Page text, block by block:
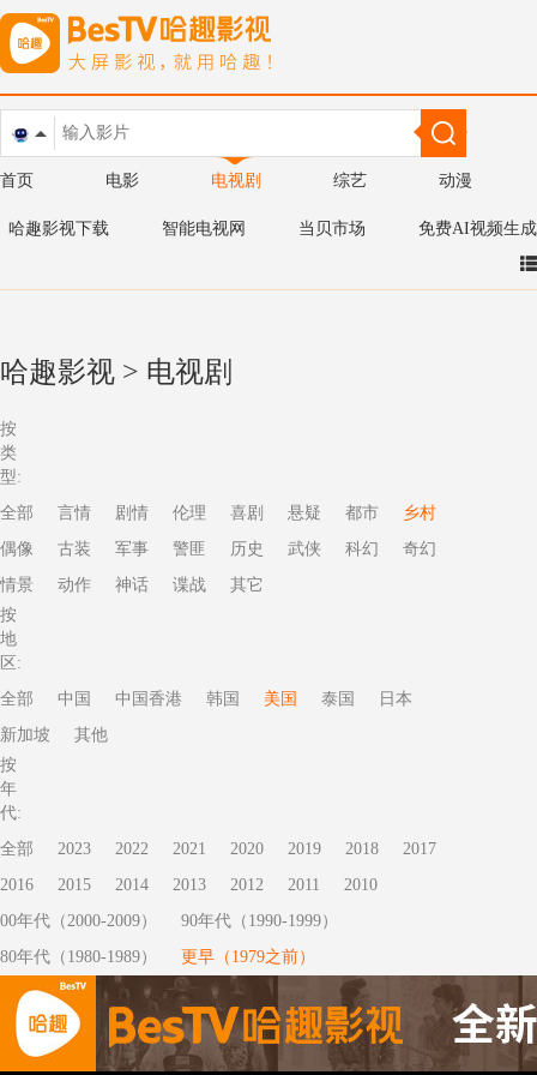
首页 电影 电视剧 综艺 动漫
哈趣影视下载 智能电视网 当贝市场 免费AI视频生成
哈趣影视 > 电视剧
按
类
型:
全部
言情 剧情 伦理 喜剧 悬疑 都市
乡村
偶像
古装 军事 警匪 历史 武侠 科幻
奇幻
情景
动作 神话 谍战
其它
按
地
区:
全部
中国 中国香港 韩国 美国 泰国
日本
新加坡
其他
按
年
代:
全部
2023 2022 2021 2020 2019 2018
2017
2016
2015 2014 2013 2012 2011
2010
00年代（2000-2009）
90年代（1990-1999）
80年代（1980-1989）
更早（1979之前）